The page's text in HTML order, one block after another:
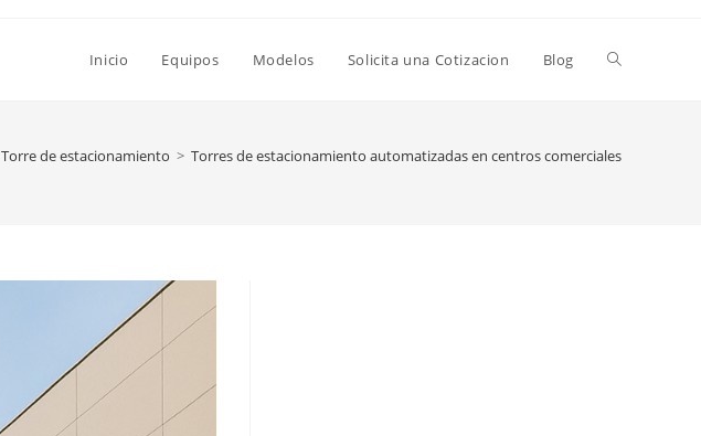
Inicio Equipos Modelos Solicita una Cotizacion Blog Alternar
Torre de estacionamiento > Torres de estacionamiento automatizadas en centros comerciales